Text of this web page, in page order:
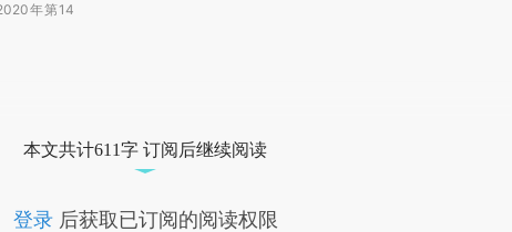
年第14
本文共计611字 订阅后继续阅读
登录后获取已订阅的阅读权限